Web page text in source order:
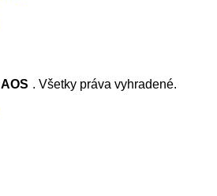
AOS . Všetky práva vyhradené.